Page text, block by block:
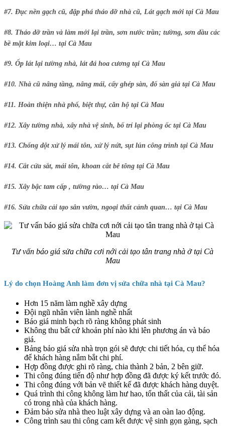
#7. Đục nền gạch cũ, đập phá tháo dỡ nhà cũ, Lát gạch mới tại Cà Mau
#8. Tháo dỡ trần và làm mới lại trần, sơn nước trần; tường, sơn dầu các
bề mặt kim loại… tại Cà Mau
#9. Ốp lát lại tường nhà, lát đá hoa cương tại Cà Mau
#10. Nhà cũ nâng tầng, nâng mái, cấy ghép sàn, đổ sàn giả tại Cà Mau
#11. Hoàn thiện nhà phố, biệt thự, căn hộ tại Cà Mau
#12. Xây tường nhà, xây nhà vệ sinh, bố trí lại phòng ốc tại Cà Mau
#13. Chống dột xử lý mái tôn, xử lý nứt, sụt lún công trình tại Cà Mau
#14. Cắt cửa sắt, mái tôn, khoan cắt bê tông tại Cà Mau
#15. Xây bậc tam cấp , tường rào… tại Cà Mau
#16. Sửa chữa cải tạo sân vườn, ngoại thất cảnh quan… tại Cà Mau
Tư vấn báo giá sửa chữa cơi nới cải tạo tân trang nhà ở tại Cà
Mau
Lý do chọn Hoàng Anh làm đơn vị sửa chữa nhà tại Cà Mau?
Hơn 15 năm làm nghề xây dựng
Đội ngũ nhân viên lành nghề nhất
Báo giá minh bạch rõ ràng không phát sinh
Không thu bất cứ khoản phí nào khi lên phương án và báo
giá.
Bảng bảo giá sửa nhà trọn gói sẽ được chi tiết hóa, cụ thể hóa
để khách hàng nắm bắt chi phí.
Hợp đồng được ghi rõ ràng, chia thành 2 bản, 2 bên giữ.
Thi công đúng tiến độ như hợp đồng đã được ký kết trước đó.
Thi công đúng với bản vẽ thiết kế đã được khách hàng duyệt.
Quá trình thi công không làm hư hao, tổn thất của cải, tài sản
có trong nhà của khách hàng.
Đảm bảo sửa nhà theo luật xây dựng và an oàn lao động.
Công trình sau thi công cam kết được vệ sinh gọn gàng, sạch